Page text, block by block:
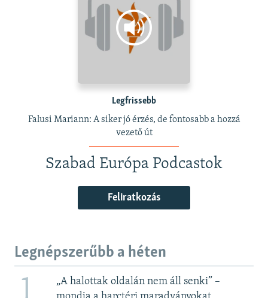
Legfrissebb
Falusi Mariann: A siker jó érzés, de fontosabb a hozzá
vezető út
Szabad Európa Podcastok
Feliratkozás
Legnépszerűbb a héten
„A halottak oldalán nem áll senki” –